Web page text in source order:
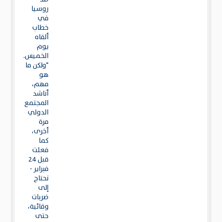
روسيا
في
خطاب
ألقاه
يوم
الخميس.
"ولكن ما
هو
مهم،
أناشد
المجتمع
الدولي
مرة
أخرى،
كما
فعلت
قبل 24
فبراير -
نحتاج
إلى
ضربات
وقائية،
حتى